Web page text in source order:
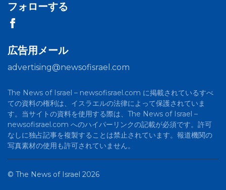
フォローする
広告用メール
advertising@newsofisrael.com
The News of Israel – newsofisrael.com に掲載されているすべ
ての資料の権利は、イスラエルの法律によって保護されていま
す。当サイトの資料を使用する際は、The News of Israel –
newsofisrael.com へのハイパーリンクの記載が必須です。許可
なしに独占記事を複製することは禁止されています。報道機関の
写真素材の使用も許可されていません。
© The News of Israel 2026